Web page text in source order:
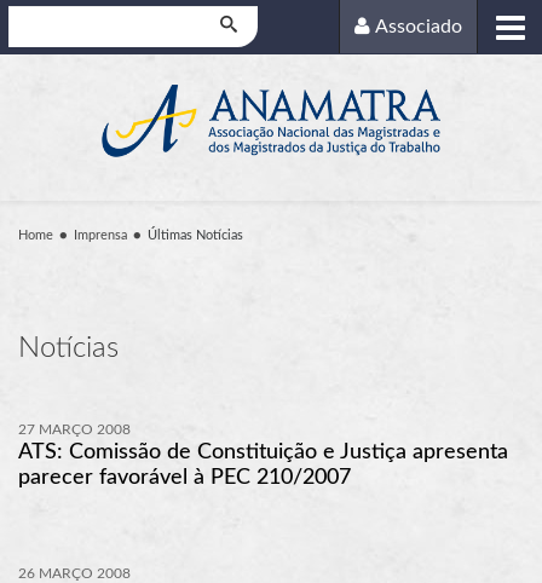
Associado
Home Imprensa Últimas Notícias
Notícias
27 MARÇO 2008
ATS: Comissão de Constituição e Justiça apresenta
parecer favorável à PEC 210/2007
26 MARÇO 2008